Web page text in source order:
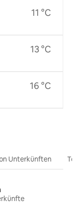
11 °C
13 °C
16 °C
Unterkünften